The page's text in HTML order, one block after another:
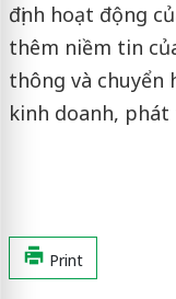
định hoạt động
thêm niềm tin
thông và chuyển
kinh doanh,
Print